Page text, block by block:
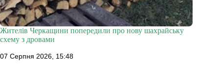
Жителів Черкащини попередили про нову шахрайську
схему з дровами
07 Серпня 2026, 15:48